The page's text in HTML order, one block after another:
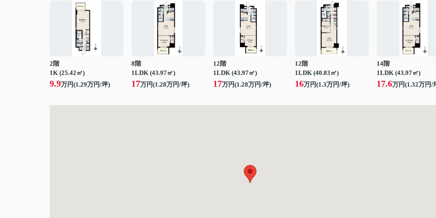
2階
1K (25.42㎡)
9.9万円(1.29万円/坪)
8階
1LDK (43.97㎡)
17万円(1.28万円/坪)
12階
1LDK (43.97㎡)
17万円(1.28万円/坪)
12階
1LDK (40.83㎡)
16万円(1.3万円/坪)
14階
1LDK (43.97㎡)
17.6万円(1.32万円/